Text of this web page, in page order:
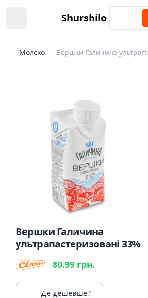
Shurshilo
Молоко Вершки Галичина
Вершки Галичина
ультрапастеризовані 33%
80.99 грн.
Де дешевше?